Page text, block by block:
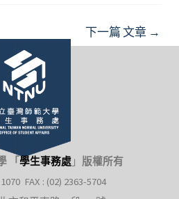
下一篇 文章 →
「 學生事務處 」 版權所有
FAX : (02) 2363-5704